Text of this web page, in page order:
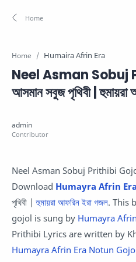
Home Humaira Afrin Era
Neel Asman Sobuj
আসমান সবুজ পৃথিবী | হুমায়রা
Neel Asman Sobuj Prithibi
Download Humayra Afrin
পৃথিবী |হুমায়রা আফরিন ইরা গজল. This
gojol is sung by Humayra
Prithibi Lyrics are written by
Humayra Afrin Era Notun